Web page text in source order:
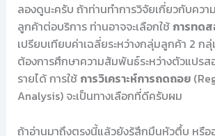
ลองดูนะครับ ถ้าท่านทำการวิจัยเกี่ยวกับคว
ลูกค้าต่อบริการ ท่านอาจจะเลือกใช้ การทด
เปรียบเทียบค่าเฉลี่ยระหว่างกลุ่มลูกค้า 2 ก
ต้องการศึกษาความสัมพันธ์ระหว่างตัวแปรส
รายได้ การใช้ การวิเคราะห์การถดถอย
Analysis) จะเป็นทางเลือกที่ดีครับผม
ถ้าอ่านมาถึงตรงนี้แล้วยังรู้สึกมึนหัวตึ้บ หรือ